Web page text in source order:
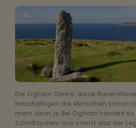
Die Ogham Steine, diese
beschäftigen die Menschen schon
mehr denn je. Bei Ogham handelt
Schriftsystem aus Irland, das der